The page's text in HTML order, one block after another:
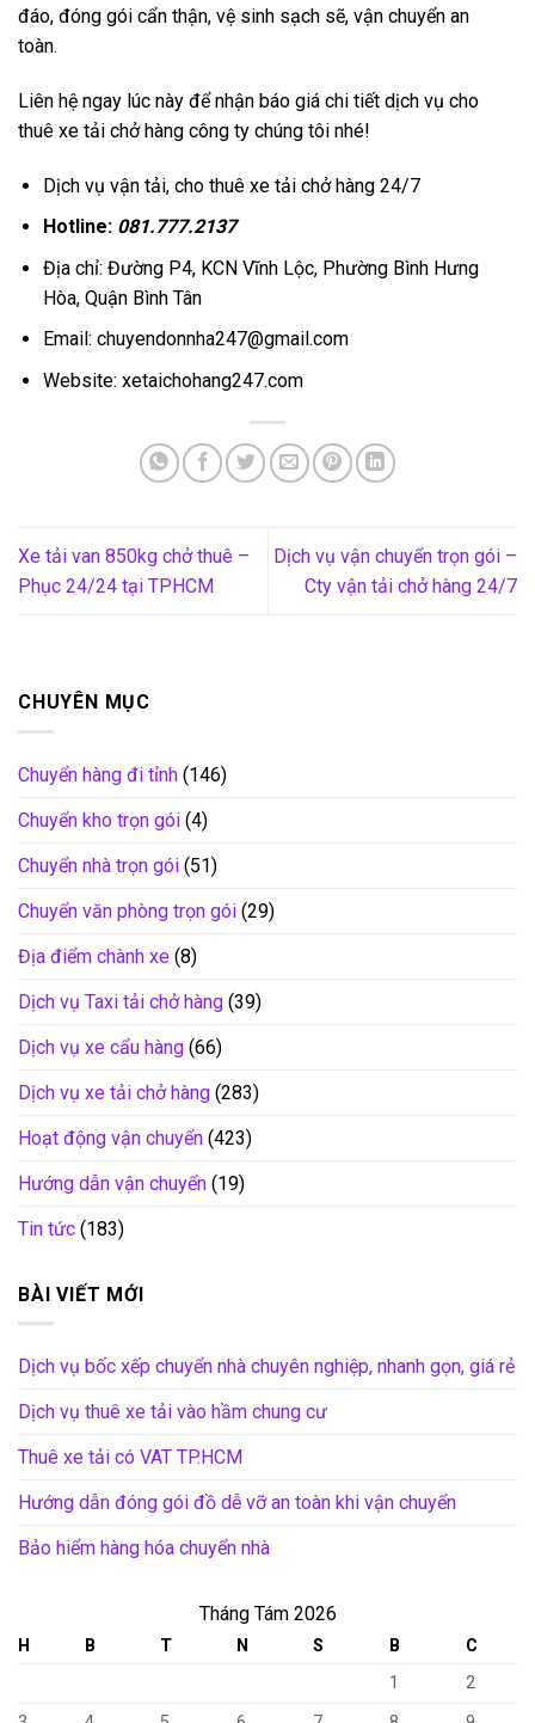
đáo, đóng gói cẩn thận, vệ sinh sạch sẽ, vận chuyển an
toàn.
Liên hệ ngay lúc này để nhận báo giá chi tiết dịch vụ cho
thuê xe tải chở hàng công ty chúng tôi nhé!
Dịch vụ vận tải, cho thuê xe tải chở hàng 24/7
Hotline: 081.777.2137
Địa chỉ: Đường P4, KCN Vĩnh Lộc, Phường Bình Hưng
Hòa, Quận Bình Tân
Email: chuyendonnha247@gmail.com
Website: xetaichohang247.com
Xe tải van 850kg chở thuê –
Phục 24/24 tại TPHCM
Dịch vụ vận chuyển trọn gói –
Cty vận tải chở hàng 24/7
CHUYÊN MỤC
Chuyển hàng đi tỉnh (146)
Chuyển kho trọn gói (4)
Chuyển nhà trọn gói (51)
Chuyển văn phòng trọn gói (29)
Địa điểm chành xe (8)
Dịch vụ Taxi tải chở hàng (39)
Dịch vụ xe cẩu hàng (66)
Dịch vụ xe tải chở hàng (283)
Hoạt động vận chuyển (423)
Hướng dẫn vận chuyển (19)
Tin tức (183)
BÀI VIẾT MỚI
Dịch vụ bốc xếp chuyển nhà chuyên nghiệp, nhanh gọn, giá rẻ
Dịch vụ thuê xe tải vào hầm chung cư
Thuê xe tải có VAT TP.HCM
Hướng dẫn đóng gói đồ dễ vỡ an toàn khi vận chuyển
Bảo hiểm hàng hóa chuyển nhà
Tháng Tám 2026
H B T N S B
C
1
2